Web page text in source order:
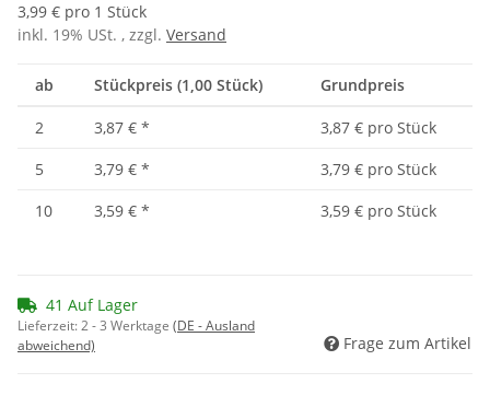
3,99 € pro 1 Stück
inkl. 19% USt. , zzgl. Versand
ab Stückpreis (1,00 Stück) Grundpreis
2 3,87 € *
3,87 € pro Stück
5
3,79 € *
3,79 € pro Stück
10
3,59 € * 3,59 € pro Stück
41 Auf Lager
Lieferzeit:2 - 3 Werktage (DE - Ausland
abweichend)
Frage zum Artikel